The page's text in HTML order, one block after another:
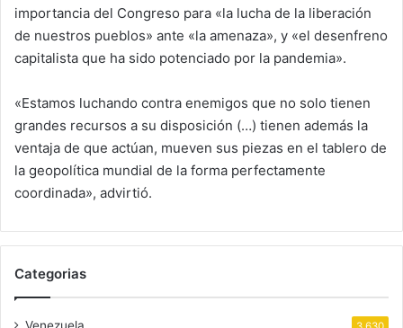
importancia del Congreso para «la lucha de la liberación
de nuestros pueblos» ante «la amenaza», y «el desenfreno
capitalista que ha sido potenciado por la pandemia».
«Estamos luchando contra enemigos que no solo tienen
grandes recursos a su disposición (…) tienen además la
ventaja de que actúan, mueven sus piezas en el tablero de
la geopolítica mundial de la forma perfectamente
coordinada», advirtió.
Categorias